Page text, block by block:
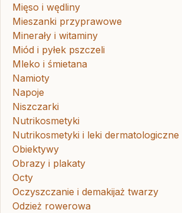
Mięso i wędliny
Mieszanki przyprawowe
Minerały i witaminy
Miód i pyłek pszczeli
Mleko i śmietana
Namioty
Napoje
Niszczarki
Nutrikosmetyki
Nutrikosmetyki i leki dermatologiczne
Obiektywy
Obrazy i plakaty
Octy
Oczyszczanie i demakijaż twarzy
Odzież rowerowa